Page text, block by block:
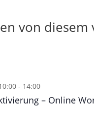
von diesem
– Online
- 14:00